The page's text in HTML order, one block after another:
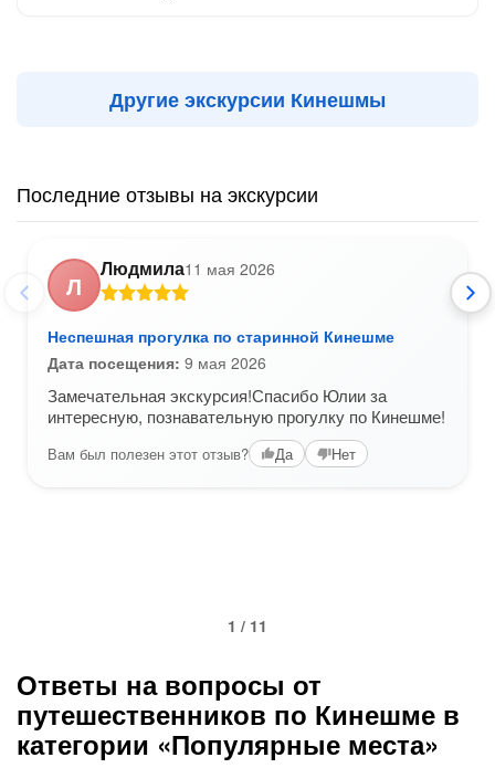
Другие экскурсии Кинешмы
Последние отзывы на экскурсии
Л
Людмила11 мая 2026
Неспешная прогулка по старинной Кинешме
Дата посещения: 9 мая 2026
Замечательная экскурсия!Спасибо Юлии за
интересную, познавательную прогулку по Кинешме!
Вам был полезен этот отзыв? Да Нет
1 / 11
Ответы на вопросы от
путешественников по Кинешме в
категории «Популярные места»